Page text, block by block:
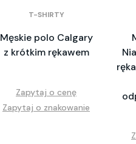
T-SHIRTY
Męskie polo Calgary
z krótkim rękawem
Zapytaj o cenę
Zapytaj o znakowanie